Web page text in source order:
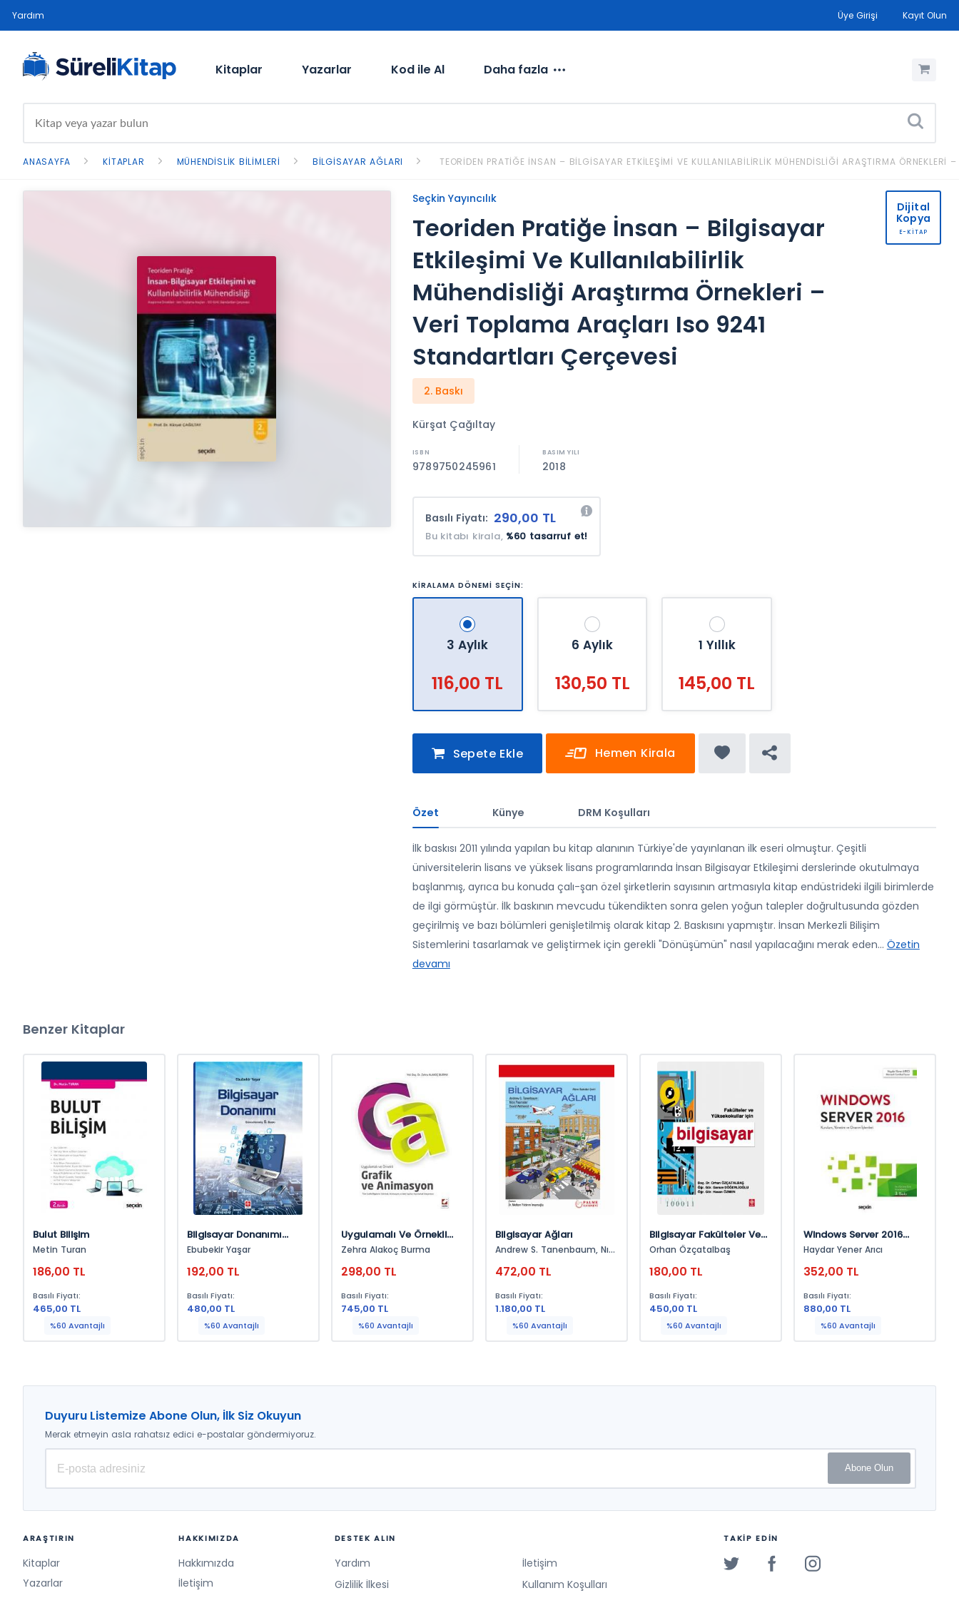
Yardım Üye Girişi Kayıt Olun
Kitaplar Yazarlar Kod ile Al Daha fazla
ANASAYFA KITAPLAR MÜHENDISLIK BILIMLERI BILGISAYAR AĞLARI TEORIDEN PRATIĞE İNSAN – BILGISAYAR ETKILEŞIMI VE KULLANILABILIRLIK MÜHENDISLIĞI ARAŞTIRMA
Seçkin Yayıncılık
Teoriden Pratiğe İnsan – Bilgisayar
Etkileşimi Ve Kullanılabilirlik
Mühendisliği Araştırma Örnekleri –
Veri Toplama Araçları Iso 9241
Standartları Çerçevesi
2. Baskı
Kürşat Çağıltay
9789750245961 2018
Basılı Fiyatı: 290,00 TL
Bu kitabı kirala, %60 tasarruf et!
KİRALAMA DÖNEMİ SEÇİN:
3 Aylık
116,00 TL
6 Aylık
130,50 TL
1 Yıllık
145,00 TL
Sepete Ekle Hemen Kirala
Özet Künye DRM Koşulları
İlk baskısı 2011 yılında yapılan bu kitap alanının Türkiye'de yayınlanan ilk eseri olmuştur. Çeşitli
üniversitelerin lisans ve yüksek lisans programlarında İnsan Bilgisayar Etkileşimi derslerinde okutulmaya
başlanmış, ayrıca bu konuda çalı-şan özel şirketlerin sayısının artmasıyla kitap endüstrideki ilgili birimlerde
de ilgi görmüştür. İlk baskının mevcudu tükendikten sonra gelen yoğun talepler doğrultusunda gözden
geçirilmiş ve bazı bölümleri genişletilmiş olarak kitap 2. Baskısını yapmıştır. İnsan Merkezli Bilişim
Sistemlerini tasarlamak ve geliştirmek için gerekli "Dönüşümün" nasıl yapılacağını merak eden... Özetin
devamı
Dijital
Kopya
E-KİTAP
Benzer Kitaplar
Bulut Bilişim
Metin Turan
186,00 TL
Basılı Fiyatı:
465,00 TL
%60 Avantajlı
Bilgisayar Donanımı
Ebubekir Yaşar
Ebubekir Yaşar
192,00 TL
Basılı Fiyatı:
480,00 TL
%60 Avantajlı
Uygulamalı Ve Örnekli
Grafik Ve Animasyon
Edinmek, Animasyon Ve
İsteyenlere
Zehra Alakoç Burma
298,00 TL
Basılı Fiyatı:
745,00 TL
%60 Avantajlı
Bilgisayar Ağları
Andrew S. Tanenbaum, Nıck
472,00 TL
Basılı Fiyatı:
1.180,00 TL
%60 Avantajlı
Bilgisayar Fakülteler Ve
Yüksekokullar İçin Orhan
Orhan Özçatalbaş
180,00 TL
Basılı Fiyatı:
450,00 TL
%60 Avantajlı
Windows Server 2016
Kurulum, Yönetim Ve
Haydar Yener Arıcı
352,00 TL
Basılı Fiyatı:
880,00 TL
%60 Avantajlı
Duyuru Listemize Abone Olun, İlk Siz Okuyun
Merak etmeyin asla rahatsız edici e-postalar göndermiyoruz.
Abone Olun
ARAŞTIRIN
Kitaplar
Yazarlar
HAKKIMIZDA
Hakkımızda
İletişim
DESTEK ALIN
Yardım
İletişim
Gizlilik İlkesi
Kullanım Koşulları
TAKİP EDİN